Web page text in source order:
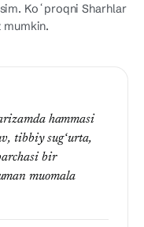
Koʻproqni Sharhlar
mumkin.
hammasi
tibbiy sugʻurta,
bir
muomala
keyin uzoq
qism edi. JS
jamladi; ish
oilaviy
topshirdik.